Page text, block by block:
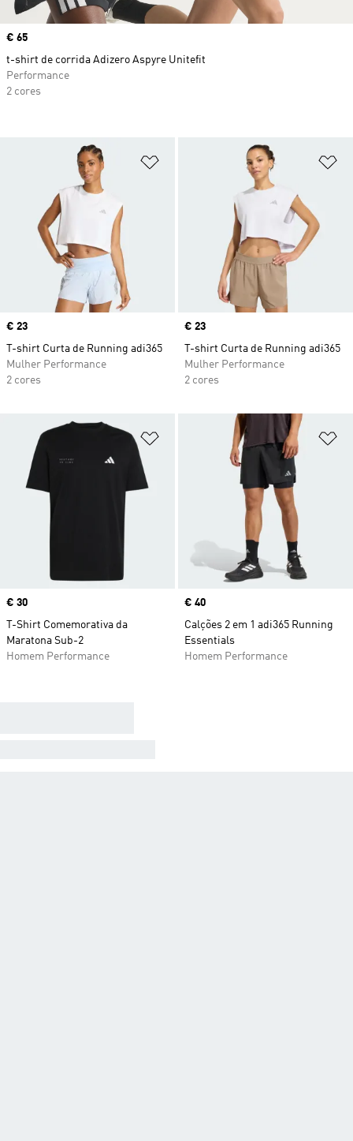
Adicionar à Lista de Desejos
Price
€ 23
T-shirt Curta de Running adi365
Mulher Performance
2 cores
Price
€ 23
T-shirt Curta de Running adi365
Mulher Performance
2 cores
Adicionar à Lista de Desejos
Price
€ 30
T-Shirt Comemorativa da
Maratona Sub-2
Homem Performance
Price
€ 40
Calções 2 em 1 adi365 Running
Essentials
Homem Performance
Price
€ 65
t-shirt de corrida Adizero Aspyre Unitefit
Performance
2 cores